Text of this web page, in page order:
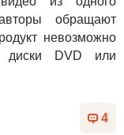
обращают
невозможно
диски DVD или
4